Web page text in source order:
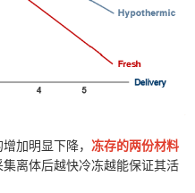
加明显下降， 冻存的两份材料
离体后越快冷冻越能保证其活